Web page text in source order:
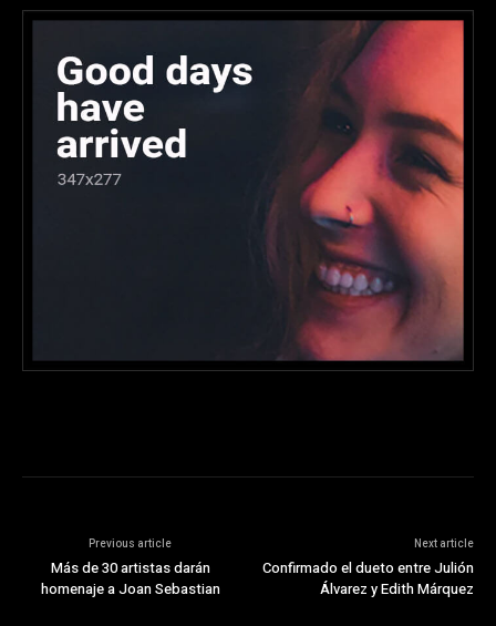
Previous article
Más de 30 artistas darán
homenaje a Joan Sebastian
Next article
Confirmado el dueto entre Julión
Álvarez y Edith Márquez